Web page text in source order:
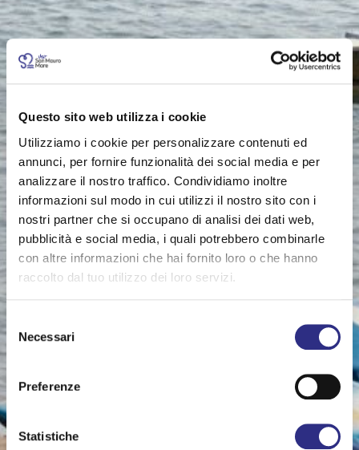
Questo sito web utilizza i cookie
Utilizziamo i cookie per personalizzare contenuti ed
annunci, per fornire funzionalità dei social media e per
analizzare il nostro traffico. Condividiamo inoltre
informazioni sul modo in cui utilizzi il nostro sito con i
nostri partner che si occupano di analisi dei dati web,
pubblicità e social media, i quali potrebbero combinarle
con altre informazioni che hai fornito loro o che hanno
raccolto dal tuo utilizzo dei loro servizi.
del
consenso
Necessari
Preferenze
Statistiche